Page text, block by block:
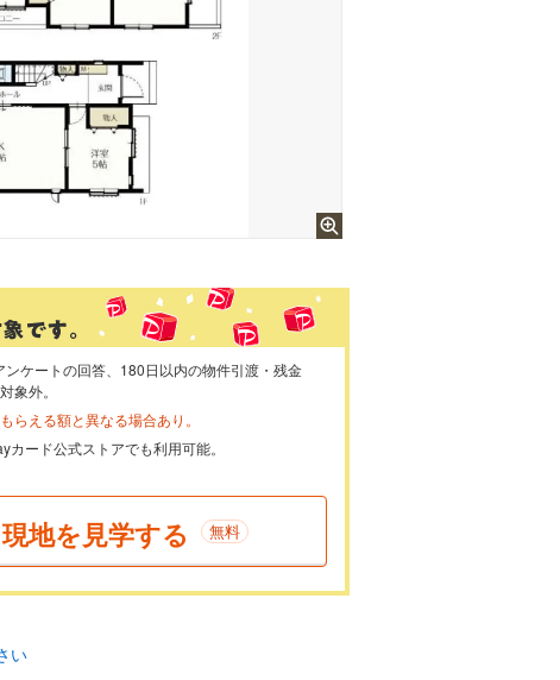
ケートの回答、180日以内の物件引渡・残金
象外。
らえる額と異なる場合あり。
ード公式ストアでも利用可能。
地を見学する 無料
い